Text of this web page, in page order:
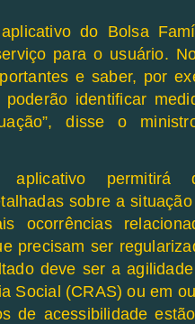
do Bolsa
para o usuário.
e saber, por
identificar
disse o
permitirá
sobre a
ocorrências
precisam ser
deve ser a
Social (CRAS) ou em
de acessibilidade